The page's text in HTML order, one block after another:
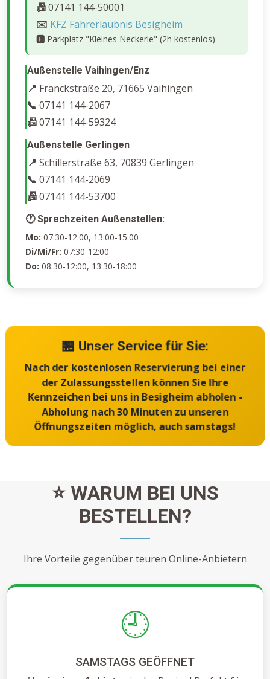
📠07141 144-50001
✉️ KFZ Fahrerlaubnis Besigheim
🅿️ Parkplatz "Kleines Neckerle" (2h kostenlos)
Außenstelle Vaihingen/Enz
📍 Franckstraße 20, 71665 Vaihingen
📞 07141 144-2067
📠07141 144-59324
Außenstelle Gerlingen
📍 Schillerstraße 63, 70839 Gerlingen
📞 07141 144-2069
📠07141 144-53700
🕐 Sprechzeiten Außenstellen:
Mo: 07:30-12:00, 13:00-15:00
Di/Mi/Fr: 07:30-12:00
Do: 08:30-12:00, 13:30-18:00
🏪 Unser Service für Sie:
Nach der kostenlosen Reservierung bei einer
der Zulassungsstellen können Sie Ihre
Kennzeichen bei uns in Besigheim abholen -
Abholung nach 30 Minuten zu unseren
Öffnungszeiten möglich, auch samstags!
⭐ WARUM BEI UNS
BESTELLEN?
Ihre Vorteile gegenüber teuren Online-Anbietern
🕘
SAMSTAGS GEÖFFNET